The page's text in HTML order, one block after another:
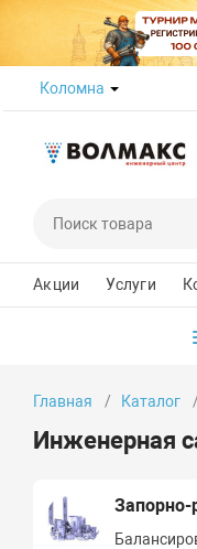
Коломна
Акции Услуги
Главная Каталог
Инженерная
Запорно-